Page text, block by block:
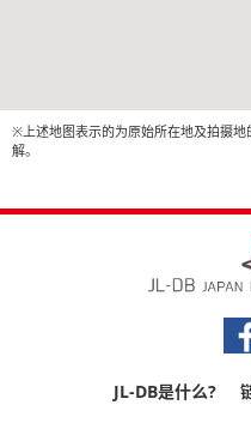
※上述地图表示的为原始所在地及拍摄
解。
JL-DB是什么?